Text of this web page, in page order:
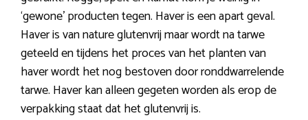
‘gewone’ producten tegen. Haver is een apart geval.
Haver is van nature glutenvrij maar wordt na tarwe
geteeld en tijdens het proces van het planten van
haver wordt het nog bestoven door ronddwarrelende
tarwe. Haver kan alleen gegeten worden als erop de
verpakking staat dat het glutenvrij is.